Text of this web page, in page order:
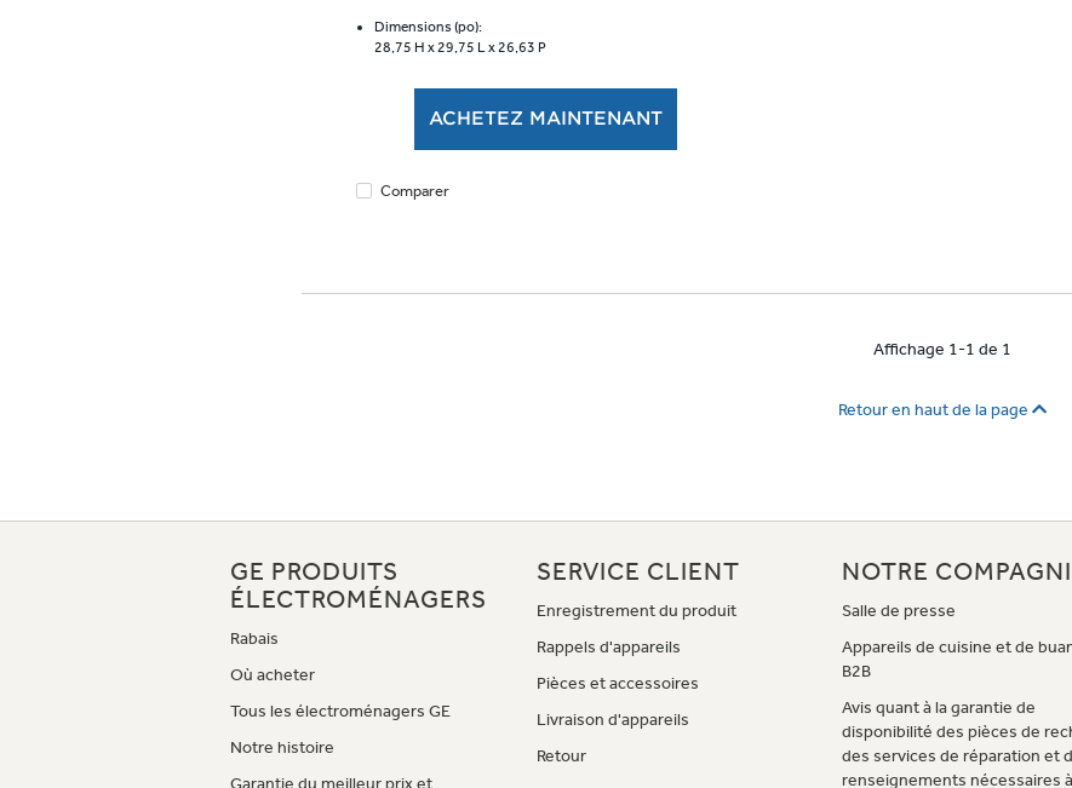
5.
1764
Dimensions (po):
28,75 H x 29,75 L x 26,63 P
ACHETEZ MAINTENANT
Comparer
Affichage 1-1 de 1
Retour en haut de la page
GE PRODUITS
ÉLECTROMÉNAGERS
Rabais
Où acheter
Tous les électroménagers GE
Notre histoire
Garantie du meilleur prix et
SERVICE CLIENT
Enregistrement du produit
Rappels d'appareils
Pièces et accessoires
Livraison d'appareils
Retour
NOTRE
Salle de presse
Appareils de cuisine et de
B2B
Avis quant à la garantie de
disponibilité des pièces de
des services de réparation et
renseignements nécessaires